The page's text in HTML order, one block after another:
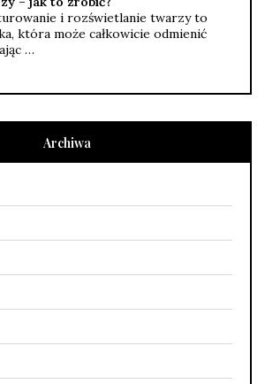
i rozświetlanie twarzy to
która może całkowicie odmienić
…
Archiwa